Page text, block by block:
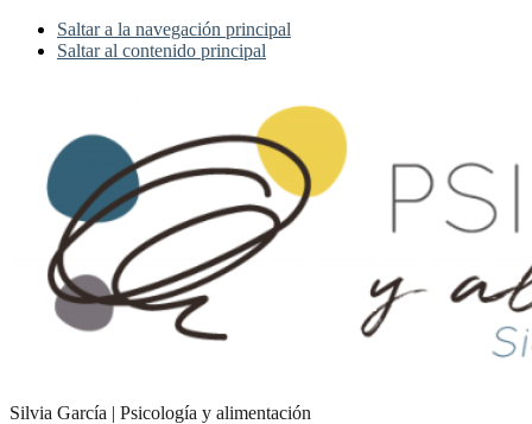
Saltar a la navegación principal
Saltar al contenido principal
Silvia García | Psicología y alimentación